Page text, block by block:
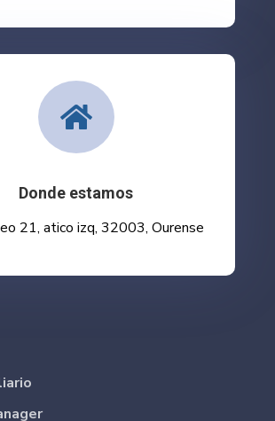

Donde estamos
21, atico izq, 32003, Ourense